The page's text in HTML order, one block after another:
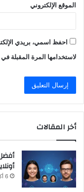
الموقع الإلكتروني
احفظ اسمي، بريدي
لاستخدامها المرة المقبلة
أخر المقالات
6 أكتوبر، 2025